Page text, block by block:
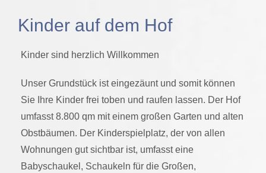
Kinder auf dem Hof
Kinder sind herzlich Willkommen
Unser Grundstück ist eingezäunt und somit können
Sie Ihre Kinder frei toben und raufen lassen. Der Hof
umfasst 8.800 qm mit einem großen Garten und alten
Obstbäumen. Der Kinderspielplatz, der von allen
Wohnungen gut sichtbar ist, umfasst eine
Babyschaukel, Schaukeln für die Großen,